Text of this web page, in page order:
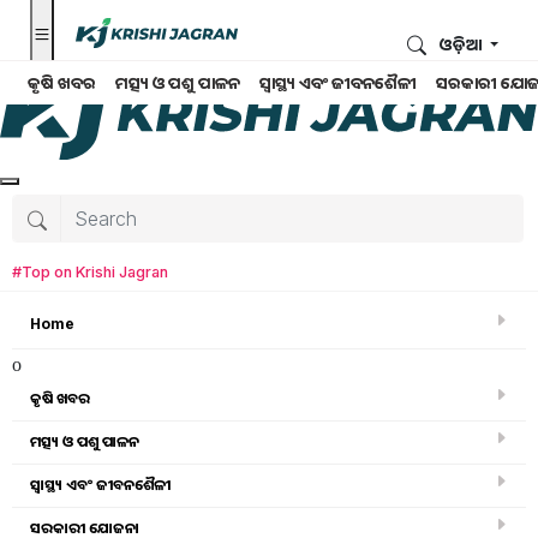
କୃଷି ଖବର ମତ୍ସ୍ୟ ଓ ପଶୁ ପାଳନ ସ୍ୱାସ୍ଥ୍ୟ ଏବଂ ଜୀବନଶୈଳୀ ସରକାରୀ
ଓଡ଼ିଆ
#Top on Krishi Jagran
Home
o
କୃଷି ଖବର
ମତ୍ସ୍ୟ ଓ ପଶୁ ପାଳନ
ସ୍ୱାସ୍ଥ୍ୟ ଏବଂ ଜୀବନଶୈଳୀ
ସରକାରୀ ଯୋଜନା
Interviews